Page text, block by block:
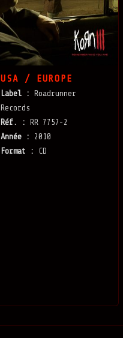
USA / EUROPE
Label :
Roadrunner
Records
Réf. :
RR 7757-2
Année :
2010
Format :
CD